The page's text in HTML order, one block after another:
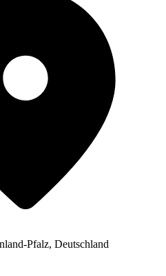
Pfalz, Deutschland